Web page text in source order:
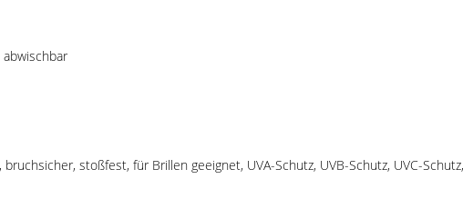
stoßfest, für Brillen geeignet, UVA-Schutz, UVB-Schutz, UVC-